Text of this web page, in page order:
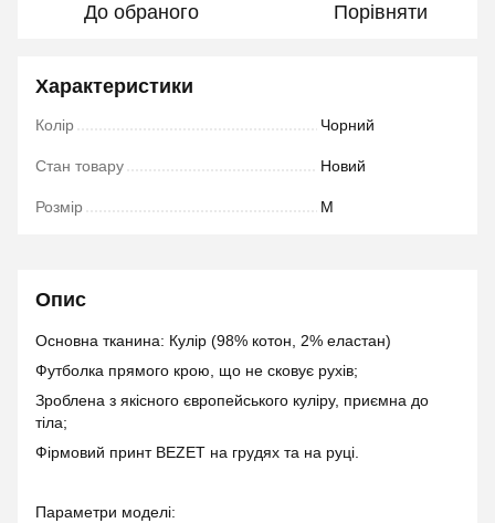
До обраного Порівняти
Характеристики
Колір Чорний
Стан товару Новий
Розмір M
Опис
Основна тканина: Кулір (98% котон, 2% еластан)
Футболка прямого крою, що не сковує рухів;
Зроблена з якісного європейського куліру, приємна до
тіла;
Фірмовий принт BEZET на грудях та на руці.
Параметри моделі: